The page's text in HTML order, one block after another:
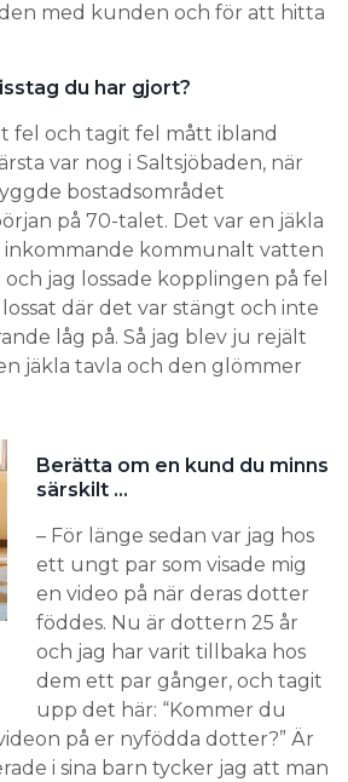
med kunden och för att hitta
du har gjort?
fel och tagit fel mått ibland
var nog i Saltsjöbaden, när
bostadsområdet
på 70-talet. Det var en jäkla
kommunalt vatten
jag lossade kopplingen på fel
lossat där det var stängt och inte
låg på. Så jag blev ju rejält
jäkla tavla och den glömmer
Berätta om en kund du minns
särskilt …
– För länge sedan var jag hos
ett ungt par som visade mig
en video på när deras dotter
föddes. Nu är dottern 25 år
och jag har varit tillbaka hos
dem ett par gånger, och tagit
upp det här: “Kommer du
på er nyfödda dotter?” Är
i sina barn tycker jag att man